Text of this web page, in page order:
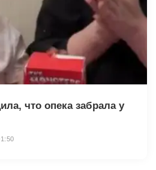
что опека забрала у